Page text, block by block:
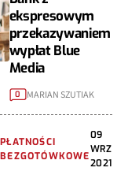
ekspresowym
przekazywaniem
wypłat Blue
Media
0 MARIAN SZUTIAK
PŁATNOŚCI
BEZGOTÓWKOWE
09
WRZ
2021